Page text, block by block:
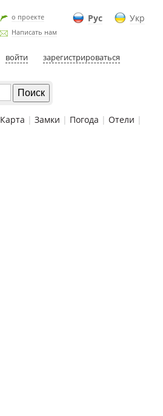
Рус Укр
о проекте
Написать нам
войти зарегистрироваться
Карта | Замки | Погода | Отели |